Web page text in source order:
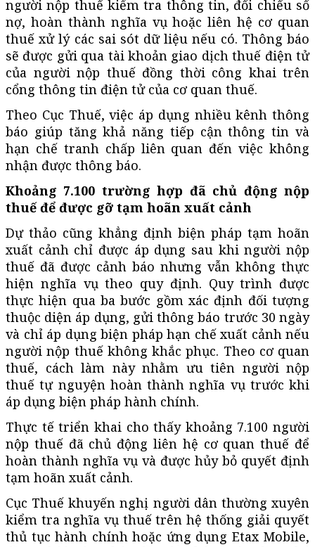
người nộp thuế kiểm tra thông tin, đối chiếu số
nợ, hoàn thành nghĩa vụ hoặc liên hệ cơ quan
thuế xử lý các sai sót dữ liệu nếu có. Thông báo
sẽ được gửi qua tài khoản giao dịch thuế điện tử
của người nộp thuế đồng thời công khai trên
cổng thông tin điện tử của cơ quan thuế.
Theo Cục Thuế, việc áp dụng nhiều kênh thông
báo giúp tăng khả năng tiếp cận thông tin và
hạn chế tranh chấp liên quan đến việc không
nhận được thông báo.
Khoảng 7.100 trường hợp đã chủ động nộp
thuế để được gỡ tạm hoãn xuất cảnh
Dự thảo cũng khẳng định biện pháp tạm hoãn
xuất cảnh chỉ được áp dụng sau khi người nộp
thuế đã được cảnh báo nhưng vẫn không thực
hiện nghĩa vụ theo quy định. Quy trình được
thực hiện qua ba bước gồm xác định đối tượng
thuộc diện áp dụng, gửi thông báo trước 30 ngày
và chỉ áp dụng biện pháp hạn chế xuất cảnh nếu
người nộp thuế không khắc phục. Theo cơ quan
thuế, cách làm này nhằm ưu tiên người nộp
thuế tự nguyện hoàn thành nghĩa vụ trước khi
áp dụng biện pháp hành chính.
Thực tế triển khai cho thấy khoảng 7.100 người
nộp thuế đã chủ động liên hệ cơ quan thuế để
hoàn thành nghĩa vụ và được hủy bỏ quyết định
tạm hoãn xuất cảnh.
Cục Thuế khuyến nghị người dân thường xuyên
kiểm tra nghĩa vụ thuế trên hệ thống giải quyết
thủ tục hành chính hoặc ứng dụng Etax Mobile,